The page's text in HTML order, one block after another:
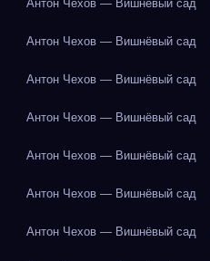
Антон Чехов — Вишнёвый сад
Антон Чехов — Вишнёвый сад
Антон Чехов — Вишнёвый сад
Антон Чехов — Вишнёвый сад
Антон Чехов — Вишнёвый сад
Антон Чехов — Вишнёвый сад
Антон Чехов — Вишнёвый сад